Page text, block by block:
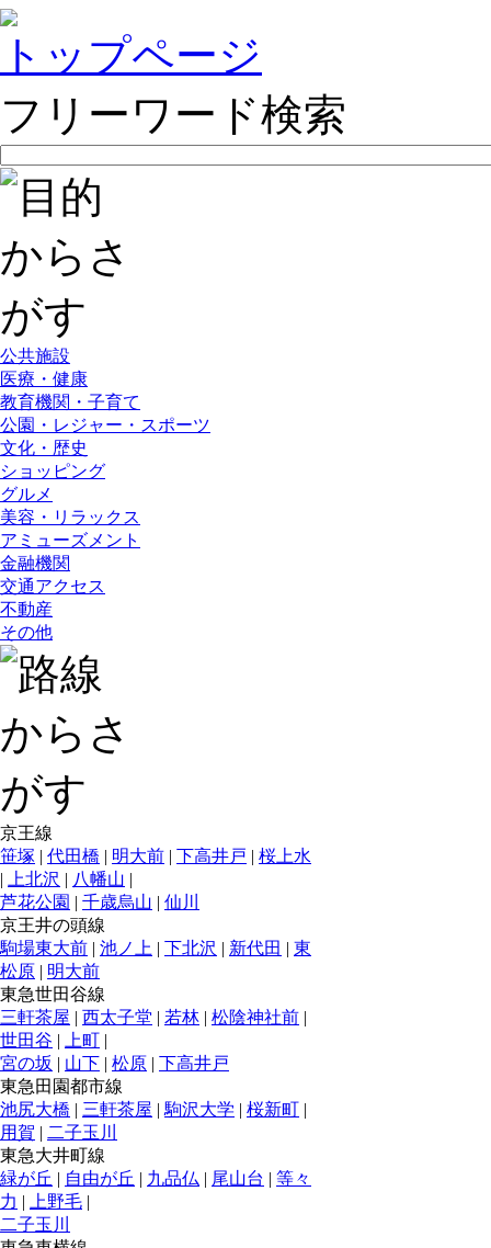
トップページ
フリーワード検索
公共施設
医療・健康
教育機関・子育て
公園・レジャー・スポーツ
文化・歴史
ショッピング
グルメ
美容・リラックス
アミューズメント
金融機関
交通アクセス
不動産
その他
京王線
笹塚 | 代田橋 | 明大前 | 下高井戸 | 桜上水
|
上北沢 | 八幡山 |
芦花公園 | 千歳烏山 | 仙川
京王井の頭線
駒場東大前 | 池ノ上 | 下北沢 | 新代田 | 東
松原 | 明大前
東急世田谷線
三軒茶屋 | 西太子堂 | 若林 | 松陰神社前 |
世田谷 | 上町 |
宮の坂 | 山下 | 松原 | 下高井戸
東急田園都市線
池尻大橋 | 三軒茶屋 | 駒沢大学 | 桜新町 |
用賀 | 二子玉川
東急大井町線
緑が丘 | 自由が丘 | 九品仏 | 尾山台 | 等々
力 | 上野毛 |
二子玉川